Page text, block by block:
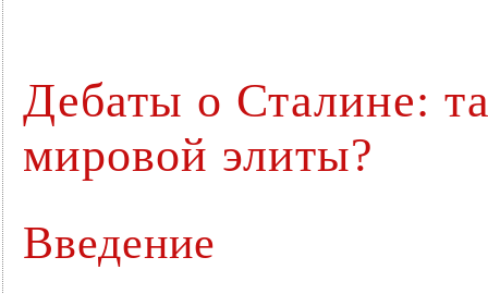
Дебаты о Сталине:
мировой элиты?
Введение